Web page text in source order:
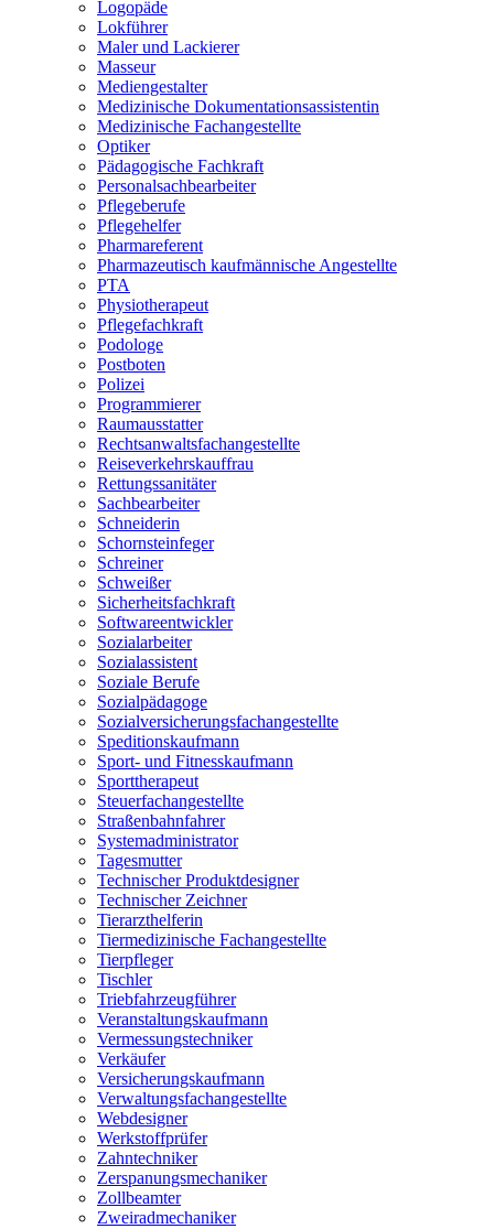
Logopäde
Lokführer
Maler und Lackierer
Masseur
Mediengestalter
Medizinische Dokumentationsassistentin
Medizinische Fachangestellte
Optiker
Pädagogische Fachkraft
Personalsachbearbeiter
Pflegeberufe
Pflegehelfer
Pharmareferent
Pharmazeutisch kaufmännische Angestellte
PTA
Physiotherapeut
Pflegefachkraft
Podologe
Postboten
Polizei
Programmierer
Raumausstatter
Rechtsanwaltsfachangestellte
Reiseverkehrskauffrau
Rettungssanitäter
Sachbearbeiter
Schneiderin
Schornsteinfeger
Schreiner
Schweißer
Sicherheitsfachkraft
Softwareentwickler
Sozialarbeiter
Sozialassistent
Soziale Berufe
Sozialpädagoge
Sozialversicherungsfachangestellte
Speditionskaufmann
Sport- und Fitnesskaufmann
Sporttherapeut
Steuerfachangestellte
Straßenbahnfahrer
Systemadministrator
Tagesmutter
Technischer Produktdesigner
Technischer Zeichner
Tierarzthelferin
Tiermedizinische Fachangestellte
Tierpfleger
Tischler
Triebfahrzeugführer
Veranstaltungskaufmann
Vermessungstechniker
Verkäufer
Versicherungskaufmann
Verwaltungsfachangestellte
Webdesigner
Werkstoffprüfer
Zahntechniker
Zerspanungsmechaniker
Zollbeamter
Zweiradmechaniker